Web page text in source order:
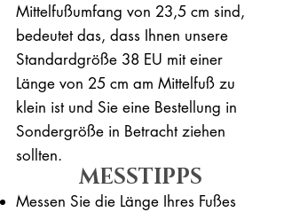
Mittelfußumfang von 23,5 cm sind,
bedeutet das, dass Ihnen unsere
Standardgröße 38 EU mit einer
Länge von 25 cm am Mittelfuß zu
klein ist und Sie eine Bestellung in
Sondergröße in Betracht ziehen
sollten.
MESSTIPPS
Messen Sie die Länge Ihres Fußes